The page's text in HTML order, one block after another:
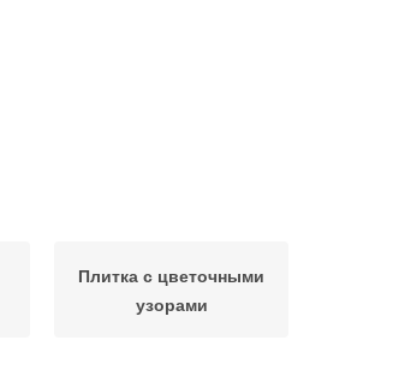
Плитка с цветочными
узорами